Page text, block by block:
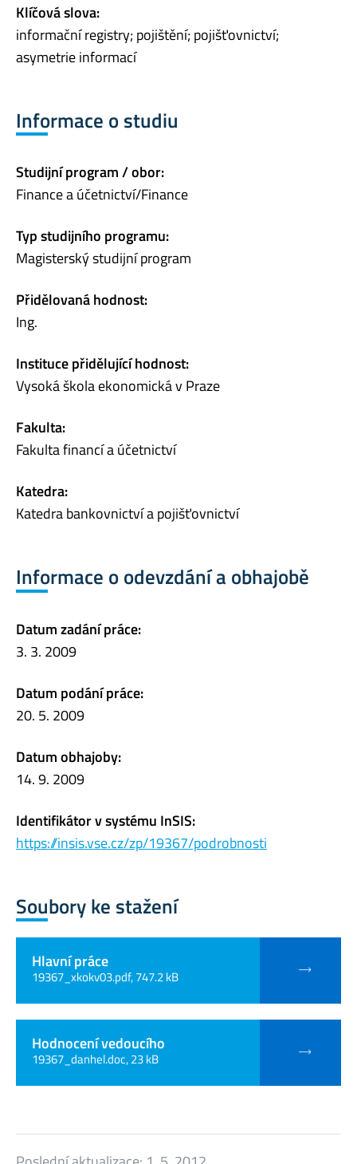
Klíčová slova:
informační registry; pojištění; pojišťovnictví;
asymetrie informací
Informace o studiu
Studijní program / obor:
Finance a účetnictví/Finance
Typ studijního programu:
Magisterský studijní program
Přidělovaná hodnost:
Ing.
Instituce přidělující hodnost:
Vysoká škola ekonomická v Praze
Fakulta:
Fakulta financí a účetnictví
Katedra:
Katedra bankovnictví a pojišťovnictví
Informace o odevzdání a obhajobě
Datum zadání práce:
3. 3. 2009
Datum podání práce:
20. 5. 2009
Datum obhajoby:
14. 9. 2009
Identifikátor v systému InSIS:
https://insis.vse.cz/zp/19367/podrobnosti
Soubory ke stažení
Hlavní práce
19367_xkokv03.pdf, 747.2 kB
Hodnocení vedoucího
19367_danhel.doc, 23 kB